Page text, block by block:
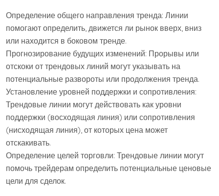
Определение общего направления тренда: Линии
помогают определить, движется ли рынок вверх, вниз
или находится в боковом тренде.
Прогнозирование будущих изменений: Прорывы или
отскоки от трендовых линий могут указывать на
потенциальные развороты или продолжения тренда.
Установление уровней поддержки и сопротивления:
Трендовые линии могут действовать как уровни
поддержки (восходящая линия) или сопротивления
(нисходящая линия), от которых цена может
отскакивать.
Определение целей торговли: Трендовые линии могут
помочь трейдерам определить потенциальные ценовые
цели для сделок.